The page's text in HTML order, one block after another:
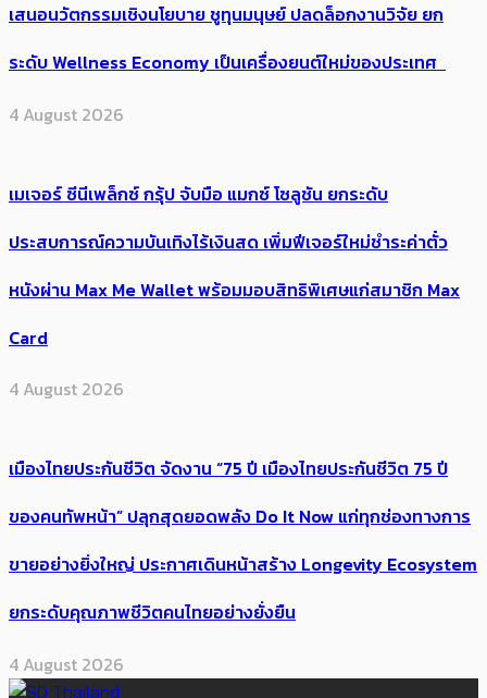
เสนอนวัตกรรมเชิงนโยบาย ชูทุนมนุษย์ ปลดล็อกงานวิจัย ยก
ระดับ Wellness Economy เป็นเครื่องยนต์ใหม่ของประเทศ
4 August 2026
เมเจอร์ ซีนีเพล็กซ์ กรุ้ป จับมือ แมกซ์ โซลูชัน ยกระดับ
ประสบการณ์ความบันเทิงไร้เงินสด เพิ่มฟีเจอร์ใหม่ชำระค่าตั๋ว
หนังผ่าน Max Me Wallet พร้อมมอบสิทธิพิเศษแก่สมาชิก Max
Card
4 August 2026
เมืองไทยประกันชีวิต จัดงาน “75 ปี เมืองไทยประกันชีวิต 75 ปี
ของคนทัพหน้า” ปลุกสุดยอดพลัง Do It Now แก่ทุกช่องทางการ
ขายอย่างยิ่งใหญ่ ประกาศเดินหน้าสร้าง Longevity Ecosystem
ยกระดับคุณภาพชีวิตคนไทยอย่างยั่งยืน
4 August 2026